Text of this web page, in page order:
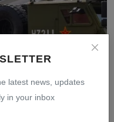
latest news, updates
in your inbox